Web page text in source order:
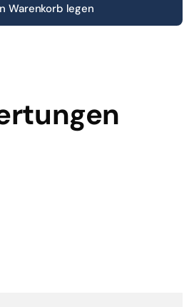
Warenkorb legen